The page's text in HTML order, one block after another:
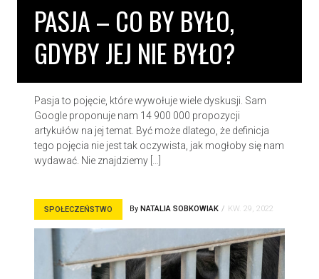
PASJA – CO BY BYŁO,
GDYBY JEJ NIE BYŁO?
Pasja to pojęcie, które wywołuje wiele dyskusji. Sam
Google proponuje nam 14 900 000 propozycji
artykułów na jej temat. Być może dlatego, że definicja
tego pojęcia nie jest tak oczywista, jak mogłoby się nam
wydawać. Nie znajdziemy […]
SPOŁECZEŃSTWO By NATALIA SOBKOWIAK KW. 29, 2022